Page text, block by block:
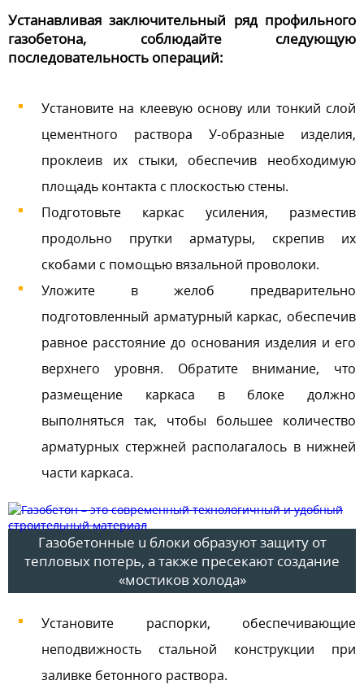
Устанавливая заключительный ряд профильного
газобетона, соблюдайте следующую
последовательность операций:
Установите на клеевую основу или тонкий слой
цементного раствора У-образные изделия,
проклеив их стыки, обеспечив необходимую
площадь контакта с плоскостью стены.
Подготовьте каркас усиления, разместив
продольно прутки арматуры, скрепив их
скобами с помощью вязальной проволоки.
Уложите в желоб предварительно
подготовленный арматурный каркас, обеспечив
равное расстояние до основания изделия и его
верхнего уровня. Обратите внимание, что
размещение каркаса в блоке должно
выполняться так, чтобы большее количество
арматурных стержней располагалось в нижней
части каркаса.
Газобетонные u блоки образуют защиту от
тепловых потерь, а также пресекают создание
«мостиков холода»
Установите распорки, обеспечивающие
неподвижность стальной конструкции при
заливке бетонного раствора.